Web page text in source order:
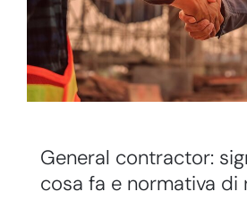
General contractor:
cosa fa e normativa di